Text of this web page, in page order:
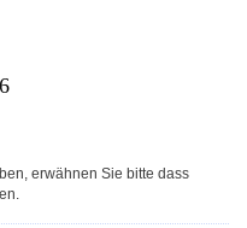
erwähnen Sie bitte dass